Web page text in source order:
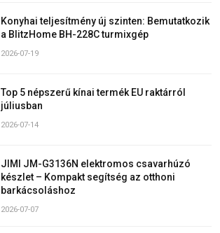
Konyhai teljesítmény új szinten: Bemutatkozik
a BlitzHome BH-228C turmixgép
2026-07-19
Top 5 népszerű kínai termék EU raktárról
júliusban
2026-07-14
JIMI JM-G3136N elektromos csavarhúzó
készlet – Kompakt segítség az otthoni
barkácsoláshoz
2026-07-07